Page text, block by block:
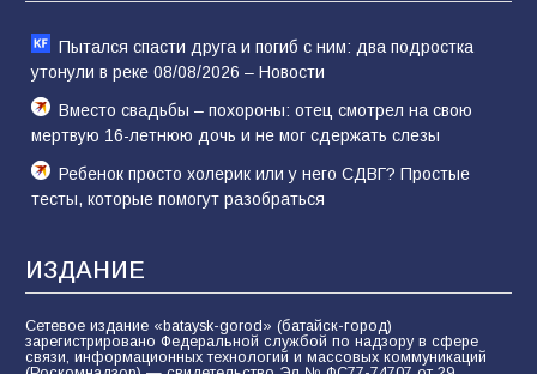
Пытался спасти друга и погиб с ним: два подростка
утонули в реке 08/08/2026 – Новости
Вместо свадьбы – похороны: отец смотрел на свою
мертвую 16-летнюю дочь и не мог сдержать слезы
Ребенок просто холерик или у него СДВГ? Простые
тесты, которые помогут разобраться
ИЗДАНИЕ
Сетевое издание «bataysk-gorod» (батайск-город)
зарегистрировано Федеральной службой по надзору в сфере
связи, информационных технологий и массовых коммуникаций